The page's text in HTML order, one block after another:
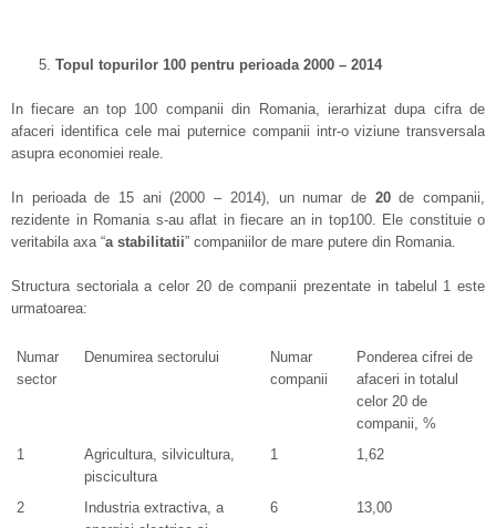
Topul topurilor 100 pentru perioada 2000 – 2014
In fiecare an top 100 companii din Romania, ierarhizat dupa cifra de
afaceri identifica cele mai puternice companii intr-o viziune transversala
asupra economiei reale.
In perioada de 15 ani (2000 – 2014), un numar de 20de companii,
rezidente in Romania s-au aflat in fiecare an in top100. Ele constituie o
veritabila axa “a stabilitatii” companiilor de mare putere din Romania.
Structura sectoriala a celor 20 de companii prezentate in tabelul 1 este
urmatoarea:
Numar
sector
Denumirea sectorului
Numar
companii
Ponderea cifrei de
afaceri in totalul
celor 20 de
companii, %
1
Agricultura, silvicultura,
piscicultura
1 1,62
2
Industria extractiva, a
6 13,00